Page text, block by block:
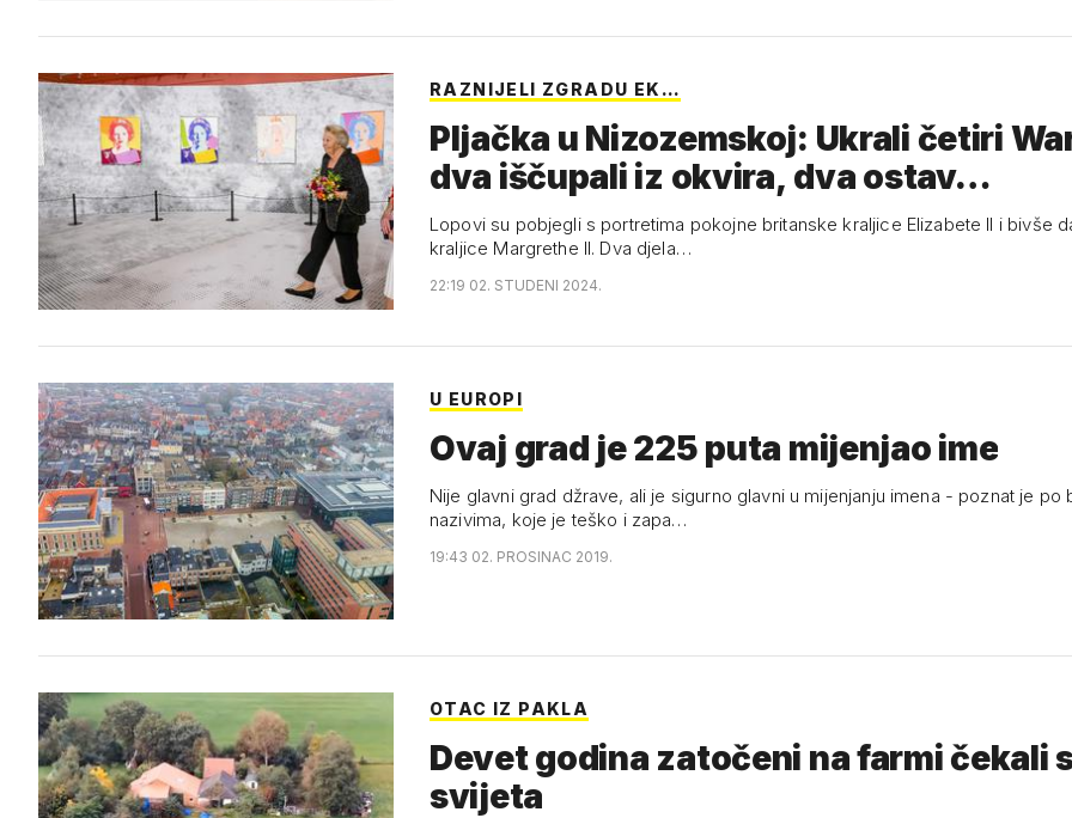
RAZNIJELI ZGRADU EK…
Pljačka u Nizozemskoj: Ukrali četiri
dva iščupali iz okvira, dva ostav…
Lopovi su pobjegli s portretima pokojne britanske kraljice Elizabete II i bivše
kraljice Margrethe II. Dva djela…
22:19 02. STUDENI 2024.
U EUROPI
Ovaj grad je 225 puta mijenjao ime
Nije glavni grad džrave, ali je sigurno glavni u mijenjanju imena - poznat je po
nazivima, koje je teško i zapa…
19:43 02. PROSINAC 2019.
OTAC IZ PAKLA
Devet godina zatočeni na farmi čekali
svijeta